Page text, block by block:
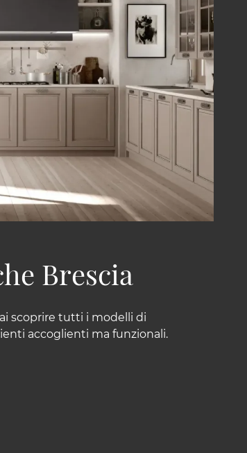
Brescia
scoprire tutti i modelli di
accoglienti ma funzionali.